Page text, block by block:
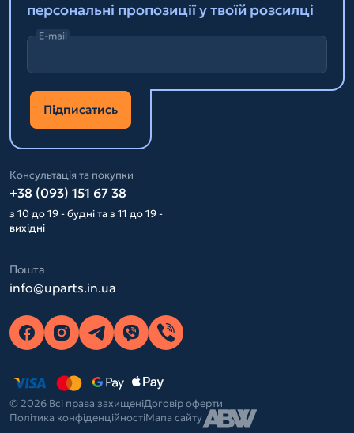
персональні пропозиції у твоїй розсилці
E-mail
Підписатись
Консультація та покупки
+38 (093) 151 67 38
з 10 до 19 - будні та з 11 до 19 -
вихідні
Пошта
info@uparts.in.ua
© 2026 Всі права захищеніДоговір оферти
Політика конфіденційностіМапа сайту